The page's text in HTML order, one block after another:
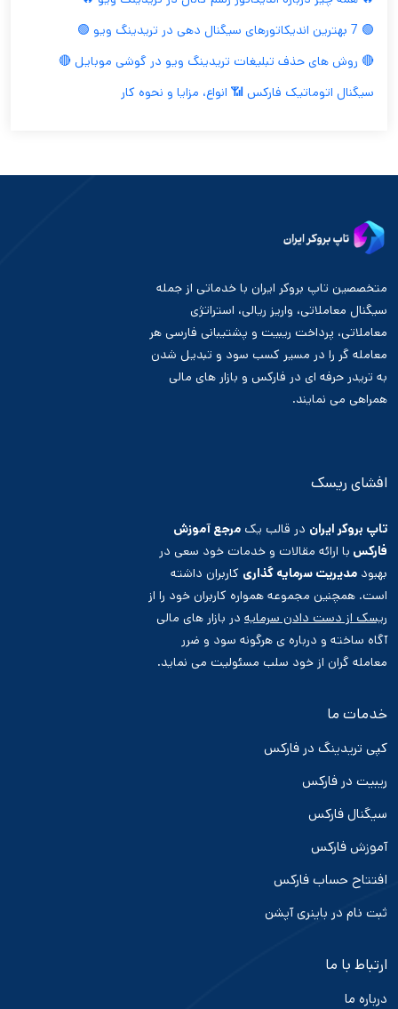
🟢 7 بهترین اندیکاتورهای سیگنال دهی در تریدینگ ویو 🟢
🔴 روش های حذف تبلیغات تریدینگ ویو در گوشی موبایل 🔴
سیگنال اتوماتیک فارکس 📶 انواع، مزایا و نحوه کار
متخصصین تاپ بروکر ایران با خدماتی از جمله
سیگنال معاملاتی، واریز ریالی، استراتژی
معاملاتی، پرداخت ریبیت و پشتیبانی فارسی هر
معامله گر را در مسیر کسب سود و تبدیل شدن
به تریدر حرفه ای در فارکس و بازار های مالی
همراهی می نمایند.
افشای ریسک
تاپ بروکر ایران در قالب یک مرجع آموزش
فارکس با ارائه مقالات و خدمات خود سعی در
بهبود مدیریت سرمایه گذاری کاربران داشته
است. همچنین مجموعه همواره کاربران خود را از
ریسک از دست دادن سرمایه در بازار های مالی
آگاه ساخته و درباره ی هرگونه سود و ضرر
معامله گران از خود سلب مسئولیت می نماید.
خدمات ما
کپی تریدینگ در فارکس
ریبیت در فارکس
سیگنال فارکس
آموزش فارکس
افتتاح حساب فارکس
ثبت نام در باینری آپشن
ارتباط با ما
درباره ما